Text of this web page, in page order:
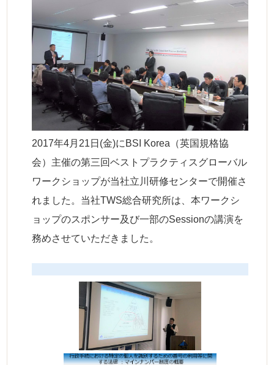
2017年4月21日(金)にBSI Korea（英国規格協
会）主催の第三回ベストプラクティスグローバル
ワークショップが当社立川研修センターで開催さ
れました。当社TWS総合研究所は、本ワークシ
ョップのスポンサー及び一部のSessionの講演を
務めさせていただきました。